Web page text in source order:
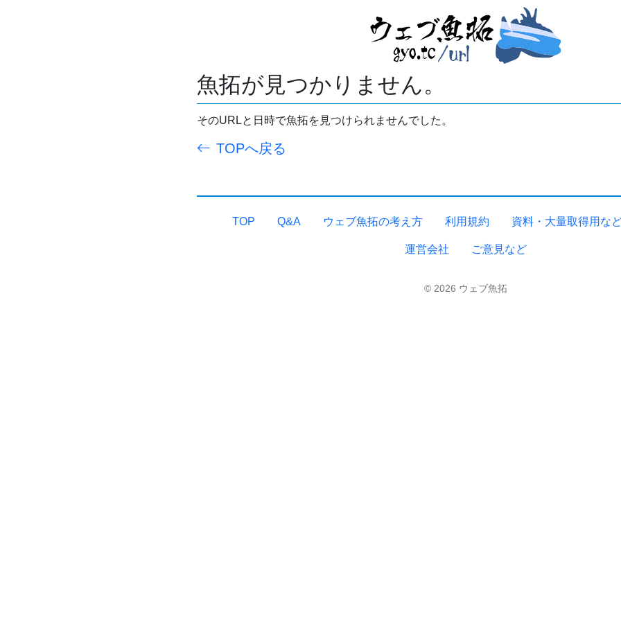
魚拓が見つかりません。
そのURLと日時で魚拓を見つけられませんでした。
TOPへ戻る
TOP Q&A ウェブ魚拓の考え方 利用規約 資料・大量取得用な
運営会社 ご意見など
© 2026 ウェブ魚拓